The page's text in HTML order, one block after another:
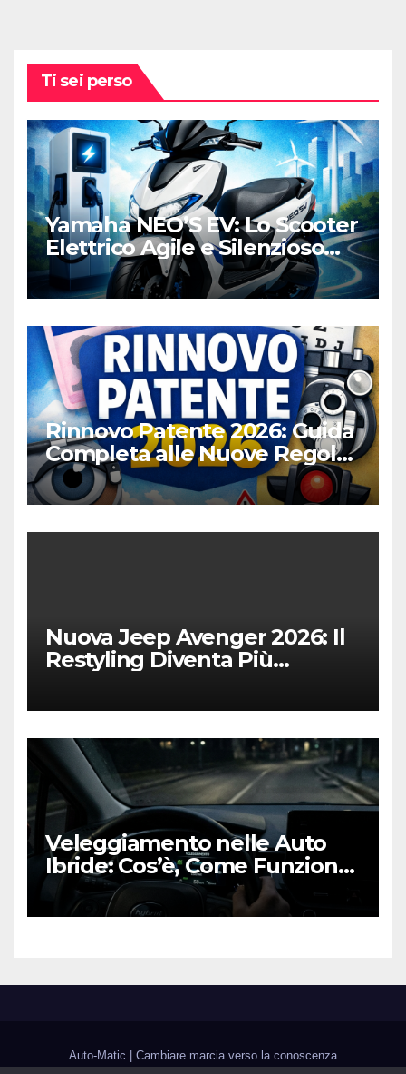
Ti sei perso
Yamaha NEO’S EV: Lo Scooter
Elettrico Agile e Silenzioso
per la Città
Rinnovo Patente 2026: Guida
Completa alle Nuove Regole,
Digitalizzazione e Costi
Nuova Jeep Avenger 2026: Il
Restyling Diventa Più
Fedele al DNA Off-Road
Veleggiamento nelle Auto
Ibride: Cos’è, Come Funziona
e Come Sfruttarlo al Meglio
Auto-Matic Cambiare marcia verso la conoscenza